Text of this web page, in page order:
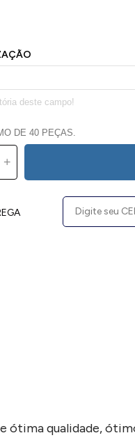
DE 40 PEÇAS.
+
ótima qualidade,